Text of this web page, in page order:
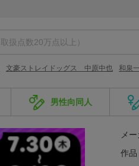
文豪ストレイドッグス 中原中也 和泉
男性向同人
メー
作品